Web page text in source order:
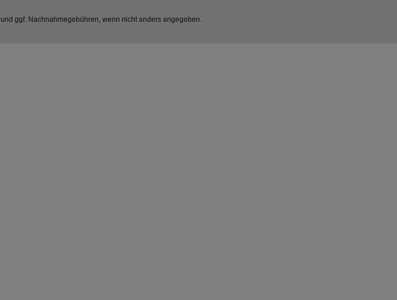
und ggf. Nachnahmegebühren, wenn nicht anders angegeben.